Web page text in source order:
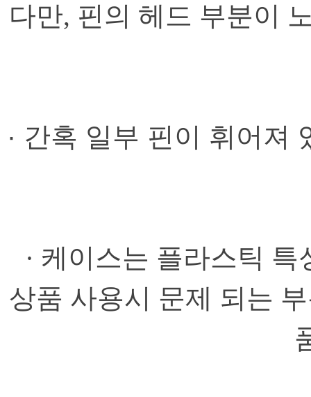
다만, 핀의 헤드 부분이
· 간혹 일부 핀이 휘어져
· 케이스는 플라스틱
상품 사용시 문제 되는